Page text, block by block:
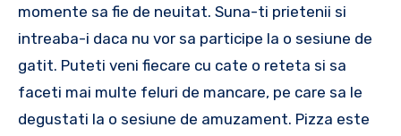
momente sa fie de neuitat. Suna-ti prietenii si
intreaba-i daca nu vor sa participe la o sesiune de
gatit. Puteti veni fiecare cu cate o reteta si sa
faceti mai multe feluri de mancare, pe care sa le
degustati la o sesiune de amuzament. Pizza este